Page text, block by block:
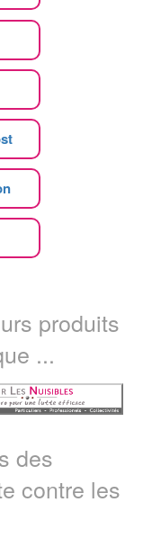
produits
...
des
contre les